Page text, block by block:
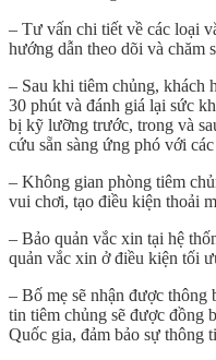
– Tư vấn chi tiết về các loại
hướng dẫn theo dõi và chăm
– Sau khi tiêm chủng, khách
30 phút và đánh giá lại sức
bị kỹ lưỡng trước, trong và
cứu sẵn sàng ứng phó với
– Không gian phòng tiêm
vui chơi, tạo điều kiện thoải
– Bảo quản vắc xin tại hệ
quản vắc xin ở điều kiện tối
– Bố mẹ sẽ nhận được
tin tiêm chủng sẽ được đồng
Quốc gia, đảm bảo sự thông